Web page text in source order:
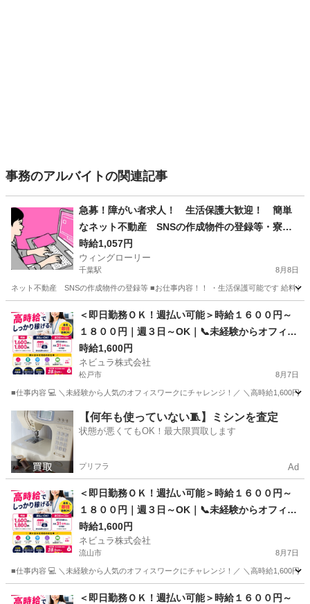
事務のアルバイトの関連記事
急募！障がい者求人！ 生活保護大歓迎！ 簡単
なネット不動産 SNSの作成物件の登録等・寮費0
円・住み込み・食事つき！
時給1,057円
ウィングローリー
千葉駅 8月8日
ネット不動産 SNSの作成物件の登録等 ■お仕事内容！！ ・生活保護可能です 給料
千葉駅 事務 生活保護
＜即日勤務ＯＫ！週払い可能＞時給１６００円～
１８００円｜週３日～OK｜📞未経験からオフィス
ワークへ📞カスタマーサポート｜東京都内勤務
【Ow01】
時給1,600円
ネビュラ株式会社
松戸市 8月7日
■仕事内容 💻 ＼未経験から人気のオフィスワークにチャレンジ！／ ＼高時給1,600円
千葉 松戸市 事務 カスタマー
【何年も使っていない🧵】ミシンを査定
状態が悪くてもOK！最大限買取します
プリフラ Ad
＜即日勤務ＯＫ！週払い可能＞時給１６００円～
１８００円｜週３日～OK｜📞未経験からオフィス
ワークへ📞カスタマーサポート｜東京都内勤務
【Ow01】
時給1,600円
ネビュラ株式会社
流山市 8月7日
■仕事内容 💻 ＼未経験から人気のオフィスワークにチャレンジ！／ ＼高時給1,600円
事務 カスタマー
＜即日勤務ＯＫ！週払い可能＞時給１６００円～